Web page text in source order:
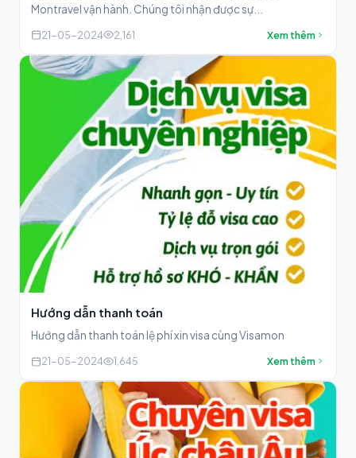
Montravel vận hành. Chúng tôi nhận được sự...
21-05-2024 2,161 Xem thêm
Hướng dẫn thanh toán
Hướng dẫn thanh toán lệ phí xin visa cùng Visamon
21-05-2024 1,645 Xem thêm